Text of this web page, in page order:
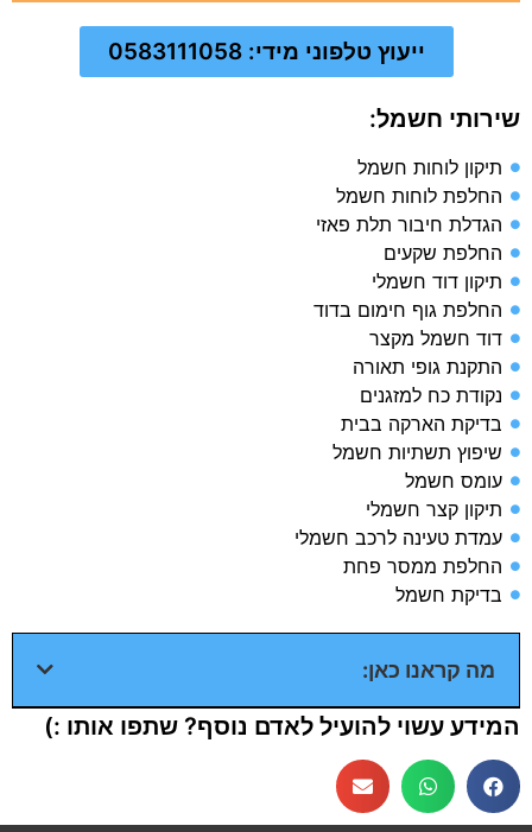
ייעוץ טלפוני מידי: 0583111058
שירותי חשמל:
תיקון לוחות חשמל
החלפת לוחות חשמל
הגדלת חיבור תלת פאזי
החלפת שקעים
תיקון דוד חשמלי
החלפת גוף חימום בדוד
דוד חשמל מקצר
התקנת גופי תאורה
נקודת כח למזגנים
בדיקת הארקה בבית​
שיפוץ תשתיות חשמל​
עומס חשמל​
תיקון קצר חשמלי​
עמדת טעינה לרכב חשמלי​
החלפת ממסר פחת​
בדיקת חשמל​
מה קראנו כאן:
המידע עשוי להועיל לאדם נוסף? שתפו אותו :)